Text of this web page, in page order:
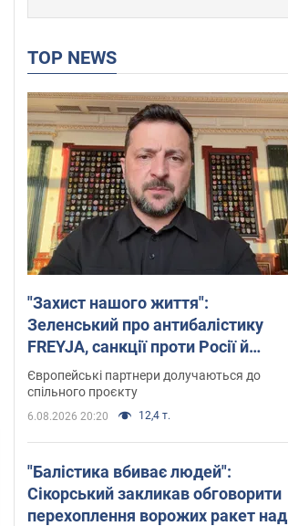
TOP NEWS
"Захист нашого життя":
Зеленський про антибалістику
FREYJA, санкції проти Росії й
підтримку аграріїв. Відео
Європейські партнери долучаються до
спільного проєкту
6.08.2026 20:20 12,4 т.
"Балістика вбиває людей":
Сікорський закликав обговорити
перехоплення ворожих ракет над